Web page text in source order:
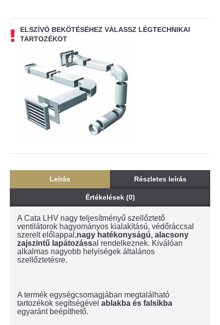
ELSZÍVÓ BEKÖTÉSÉHEZ VÁLASSZ LÉGTECHNIKAI
TARTOZÉKOT
Leírás Részletes leírás
Értékelések (0)
A Cata LHV nagy teljesítményű szellőztető
ventilátorok hagyományos kialakítású, védőráccsal
szerelt előlappal,nagy hatékonyságú, alacsony
zajszintű lapátozással rendelkeznek. Kiválóan
alkalmas nagyobb helyiségek általános
szellőztetésre.
A termék egységcsomagjában megtalálható
tartozékok segítségével ablakba és falsíkba
egyaránt beépíthető.